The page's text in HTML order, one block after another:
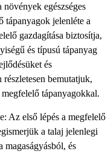
növények egészséges
tápanyagok jelenléte a
gazdagítása biztosítja,
és típusú tápanyag
és
bemutatjuk,
tápanyagokkal.
Az első lépés a megfelelő
a talaj jelenlegi
magaságyásból, és